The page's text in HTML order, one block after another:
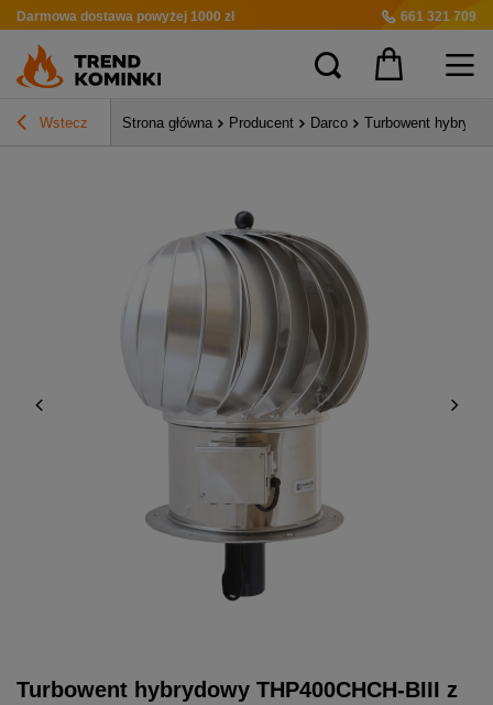
Darmowa dostawa powyżej 1000 zł 661 321 709
Wstecz Strona główna Producent Darco Turbowent
Turbowent hybrydowy THP400CHCH-BIII z